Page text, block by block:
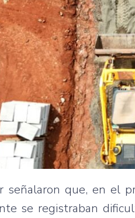
señalaron que, en el
se registraban